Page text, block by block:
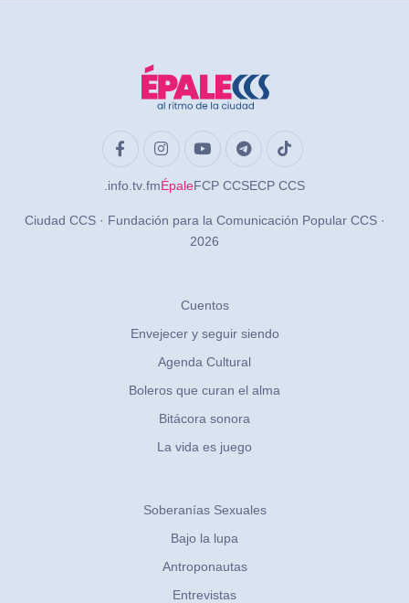
.info .tv .fmÉpaleFCP CCSECP CCS
Ciudad CCS · Fundación para la Comunicación Popular CCS ·
2026
Cuentos
Envejecer y seguir siendo
Agenda Cultural
Boleros que curan el alma
Bitácora sonora
La vida es juego
Soberanías Sexuales
Bajo la lupa
Antroponautas
Entrevistas